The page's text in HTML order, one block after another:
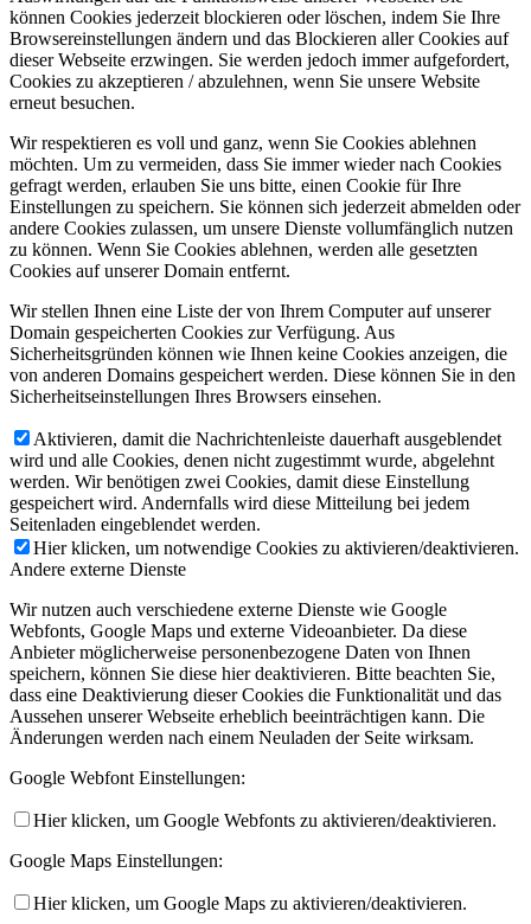
können Cookies jederzeit blockieren oder löschen, indem Sie Ihre
Browsereinstellungen ändern und das Blockieren aller Cookies auf
dieser Webseite erzwingen. Sie werden jedoch immer aufgefordert,
Cookies zu akzeptieren / abzulehnen, wenn Sie unsere Website
erneut besuchen.
Wir respektieren es voll und ganz, wenn Sie Cookies ablehnen
möchten. Um zu vermeiden, dass Sie immer wieder nach Cookies
gefragt werden, erlauben Sie uns bitte, einen Cookie für Ihre
Einstellungen zu speichern. Sie können sich jederzeit abmelden oder
andere Cookies zulassen, um unsere Dienste vollumfänglich nutzen
zu können. Wenn Sie Cookies ablehnen, werden alle gesetzten
Cookies auf unserer Domain entfernt.
Wir stellen Ihnen eine Liste der von Ihrem Computer auf unserer
Domain gespeicherten Cookies zur Verfügung. Aus
Sicherheitsgründen können wie Ihnen keine Cookies anzeigen, die
von anderen Domains gespeichert werden. Diese können Sie in den
Sicherheitseinstellungen Ihres Browsers einsehen.
Aktivieren, damit die Nachrichtenleiste dauerhaft ausgeblendet
wird und alle Cookies, denen nicht zugestimmt wurde, abgelehnt
werden. Wir benötigen zwei Cookies, damit diese Einstellung
gespeichert wird. Andernfalls wird diese Mitteilung bei jedem
Seitenladen eingeblendet werden.
Hier klicken, um notwendige Cookies zu aktivieren/deaktivieren.
Andere externe Dienste
Wir nutzen auch verschiedene externe Dienste wie Google
Webfonts, Google Maps und externe Videoanbieter. Da diese
Anbieter möglicherweise personenbezogene Daten von Ihnen
speichern, können Sie diese hier deaktivieren. Bitte beachten Sie,
dass eine Deaktivierung dieser Cookies die Funktionalität und das
Aussehen unserer Webseite erheblich beeinträchtigen kann. Die
Änderungen werden nach einem Neuladen der Seite wirksam.
Google Webfont Einstellungen:
Hier klicken, um Google Webfonts zu aktivieren/deaktivieren.
Google Maps Einstellungen:
Hier klicken, um Google Maps zu aktivieren/deaktivieren.